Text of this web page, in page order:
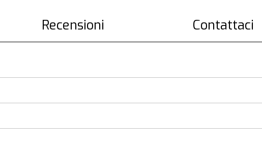
Recensioni Contattaci